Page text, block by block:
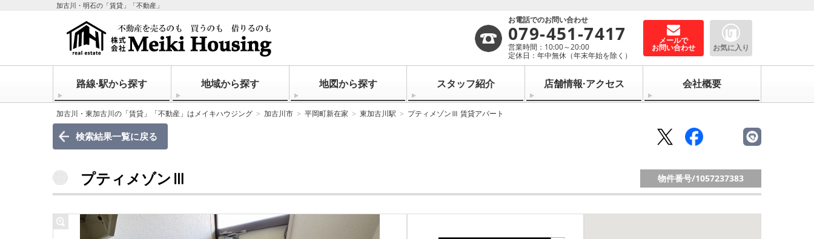
加古川・明石の「賃貸」「不動産」
お電話でのお問い合わせ
079-451-7417
営業時間：10:00～20:00
定休日：年中無休（年末年始を除く）
メールで
お問い合わせ お気に入り
路線·駅から探す 地域から探す 地図から探す スタッフ紹介 店舗情報·アクセス 会社概要
加古川・東加古川の「賃貸」「不動産」はメイキハウジング 加古川市 平岡町新在家 東加古川駅 プティメゾンⅢ 賃貸アパート
検索結果一覧に戻る
プティメゾンⅢ 物件番号/1057237383